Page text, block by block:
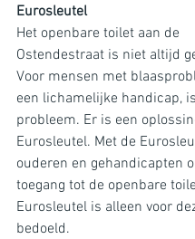
Eurosleutel
Het openbare toilet aan de
Ostendestraat is niet altijd
Voor mensen met
een lichamelijke handicap,
probleem. Er is een
Eurosleutel. Met de
ouderen en gehandicapten
toegang tot de openbare
Eurosleutel is alleen voor
bedoeld.